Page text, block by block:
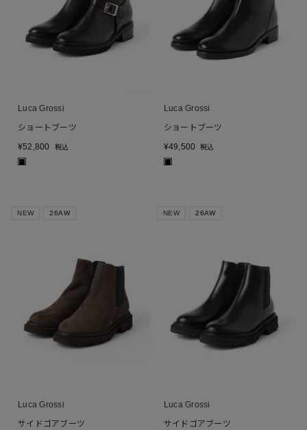
Luca Grossi
ショートブーツ
¥52,800 税込
■
Luca Grossi
ショートブーツ
¥49,500 税込
■
NEW 26AW
Luca Grossi
サイドゴアブーツ
NEW 26AW
Luca Grossi
サイドゴアブーツ